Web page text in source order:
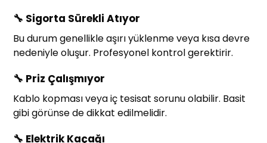
🔧 Sigorta Sürekli Atıyor
Bu durum genellikle aşırı yüklenme veya kısa devre
nedeniyle oluşur. Profesyonel kontrol gerektirir.
🔧 Priz Çalışmıyor
Kablo kopması veya iç tesisat sorunu olabilir. Basit
gibi görünse de dikkat edilmelidir.
🔧 Elektrik Kaçağı